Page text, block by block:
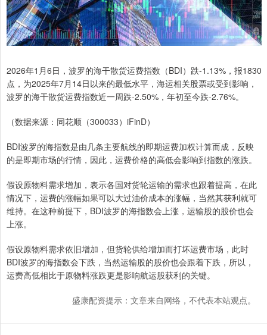
2026年1月6日，波罗的海干散货运费指数（BDI）跌-1.13%，报1830
点，为2025年7月14日以来的最低水平，海运相关股票或受到影响，
波罗的海干散货运费指数近一周跌-2.50%，年初至今跌-2.76%。
（数据来源：同花顺（300033）iFinD）
BDI波罗的海指数是由几条主要航线的即期运费加权计算而成，反映
的是即期市场的行情，因此，运费价格的高低会影响到指数的涨跌。
假设原物料需求增加，表示各国对货轮运输的需求也跟着提高，在此
情况下，运费的涨幅如果可以大过油价成本的涨幅，当然其获利就可
维持。在这种前提下，BDI波罗的海指数会上涨，运输股的股价也会
上涨。
假设原物料需求依旧增加，但货轮供给增加而打坏运费市场，此时
BDI波罗的海指数会下跌，当然运输股的股价也会跟着下跌，所以，
运费高低相比于原物料涨跌更是影响航运股获利的关键。
盛康配资提示：文章来自网络，不代表本站观点。